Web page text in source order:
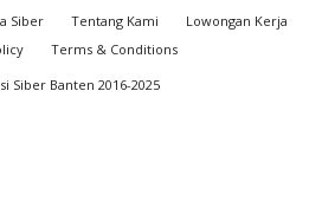
Siber Tentang Kami
Lowongan Kerja
Terms & Conditions
Siber Banten 2016-2025